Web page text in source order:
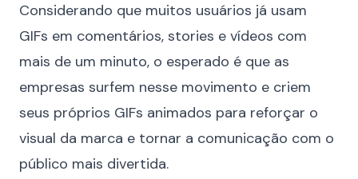
Considerando que muitos usuários já usam
GIFs em comentários, stories e vídeos com
mais de um minuto, o esperado é que as
empresas surfem nesse movimento e criem
seus próprios GIFs animados para reforçar o
visual da marca e tornar a comunicação com o
público mais divertida.